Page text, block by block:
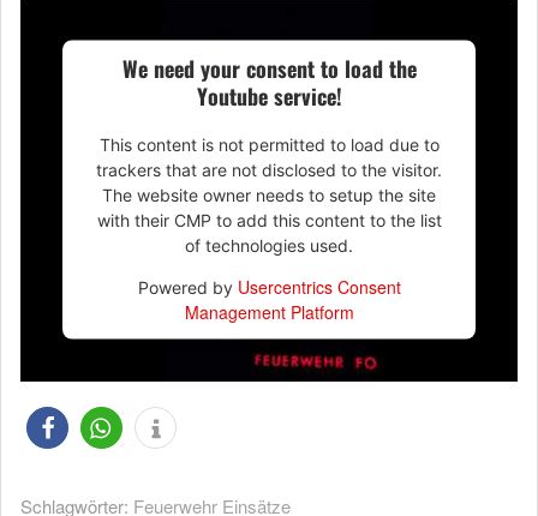
We need your consent to load the
Youtube service!
This content is not permitted to load due to
trackers that are not disclosed to the visitor.
The website owner needs to setup the site
with their CMP to add this content to the list
of technologies used.
Powered by Usercentrics Consent
Management Platform
Schlagwörter: Feuerwehr Einsätze